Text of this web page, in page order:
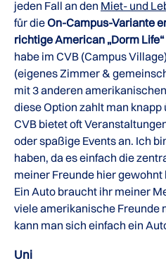
jeden Fall an den Miet- und
für dieOn-Campus-Variante
richtige American „Dorm
habe im CVB (Campus
(eigenes Zimmer &
mit 3 anderen
diese Option zahlt man
CVB bietet oft
oder spaßige Events an. Ich
haben, da es einfach die
meiner Freunde hier gewohnt
Ein Auto braucht ihr meiner
viele amerikanische Freunde
kann man sich einfach ein
Uni